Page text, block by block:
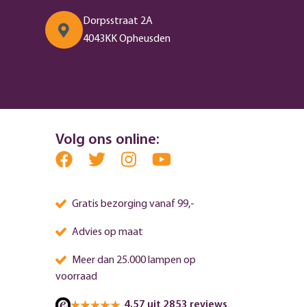
Dorpsstraat 2A
4043KK Opheusden
Volg ons online:
Gratis bezorging vanaf 99,-
Advies op maat
Meer dan 25.000 lampen op
voorraad